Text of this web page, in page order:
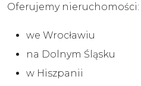
Oferujemy nieruchomości:
we Wrocławiu
na Dolnym Śląsku
w Hiszpanii